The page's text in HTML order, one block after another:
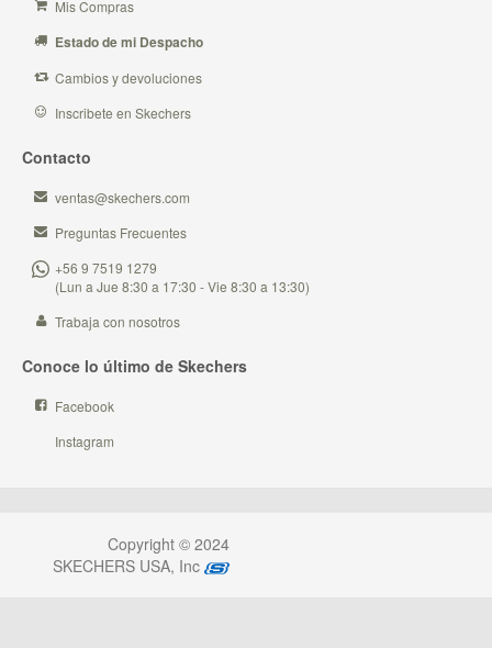
Mis Compras
Estado de mi Despacho
Cambios y devoluciones
Inscribete en Skechers
Contacto
ventas@skechers.com
Preguntas Frecuentes
+56 9 7519 1279
(Lun a Jue 8:30 a 17:30 - Vie 8:30 a 13:30)
Trabaja con nosotros
Conoce lo último de Skechers
Facebook
Instagram
Copyright © 2024
SKECHERS USA, Inc